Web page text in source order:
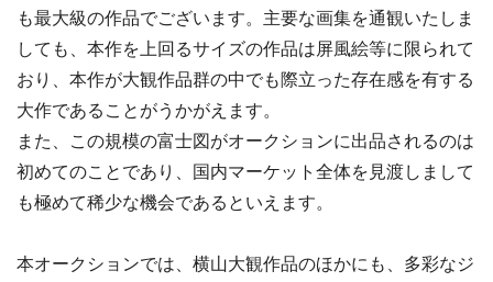
も最大級の作品でございます。主要な画集を通観いたしま
しても、本作を上回るサイズの作品は屏風絵等に限られて
おり、本作が大観作品群の中でも際立った存在感を有する
大作であることがうかがえます。
また、この規模の富士図がオークションに出品されるのは
初めてのことであり、国内マーケット全体を見渡しまして
も極めて稀少な機会であるといえます。
本オークションでは、横山大観作品のほかにも、多彩なジ